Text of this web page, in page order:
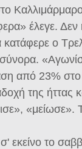
έλεγε.
ο
από 23% στο
της ήττας
«μείωσε».
εκείνο το